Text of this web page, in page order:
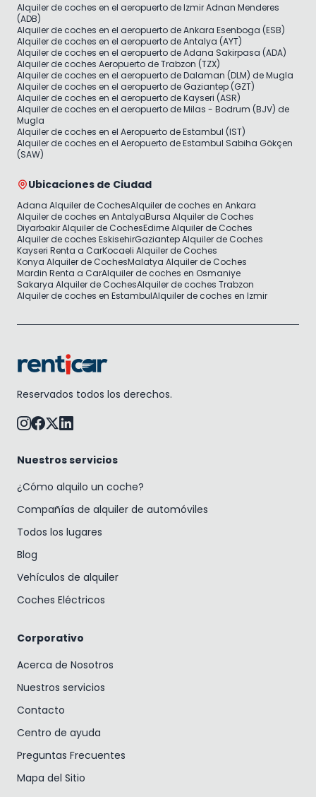
Alquiler de coches en el aeropuerto de Izmir Adnan Menderes
(ADB)
Alquiler de coches en el aeropuerto de Ankara Esenboga (ESB)
Alquiler de coches en el aeropuerto de Antalya (AYT)
Alquiler de coches en el aeropuerto de Adana Sakirpasa (ADA)
Alquiler de coches Aeropuerto de Trabzon (TZX)
Alquiler de coches en el aeropuerto de Dalaman (DLM) de Mugla
Alquiler de coches en el aeropuerto de Gaziantep (GZT)
Alquiler de coches en el aeropuerto de Kayseri (ASR)
Alquiler de coches en el aeropuerto de Milas - Bodrum (BJV) de
Mugla
Alquiler de coches en el Aeropuerto de Estambul (IST)
Alquiler de coches en el Aeropuerto de Estambul Sabiha Gökçen
(SAW)
Ubicaciones de Ciudad
Adana Alquiler de CochesAlquiler de coches en Ankara
Alquiler de coches en AntalyaBursa Alquiler de Coches
Diyarbakir Alquiler de CochesEdirne Alquiler de Coches
Alquiler de coches EskisehirGaziantep Alquiler de Coches
Kayseri Renta a CarKocaeli Alquiler de Coches
Konya Alquiler de CochesMalatya Alquiler de Coches
Mardin Renta a CarAlquiler de coches en Osmaniye
Sakarya Alquiler de CochesAlquiler de coches Trabzon
Alquiler de coches en EstambulAlquiler de coches en Izmir
Reservados todos los derechos.
Nuestros servicios
¿Cómo alquilo un coche?
Compañías de alquiler de automóviles
Todos los lugares
Blog
Vehículos de alquiler
Coches Eléctricos
Corporativo
Acerca de Nosotros
Nuestros servicios
Contacto
Centro de ayuda
Preguntas Frecuentes
Mapa del Sitio